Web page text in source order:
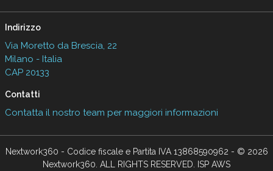
Indirizzo
Via Moretto da Brescia, 22
Milano - Italia
CAP 20133
Contatti
Contatta il nostro team per maggiori informazioni
Nextwork360 - Codice fiscale e Partita IVA 13868590962 - © 2026
Nextwork360. ALL RIGHTS RESERVED. ISP AWS